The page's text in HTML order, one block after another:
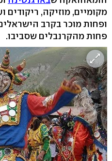
מקומיים, מוזיקה, ריקודים
ופחות מוכר בקרב
פחות מהקרנבלים שסביבו.